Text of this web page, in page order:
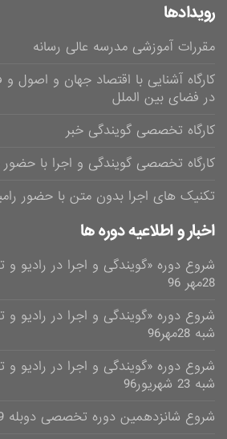
رویدادها
مقررات آموزشی مدرسه عالی رسانه
کارگاه آشنایی با اقتصاد جهان و اصول
در فضای بین الملل
کارگاه تخصصی گویندگی خبر
کارگاه تخصصی گویندگی و اجرا با حضور
تکنیک های اجرا بدون متن با حضور
اخبار و اطلاعیه دوره ها
28مهر 96
شبه 28مهر96
شبه 23 شهریور96
شروع شانزدهمین دوره تخصصی دوبله 9 شهریور96